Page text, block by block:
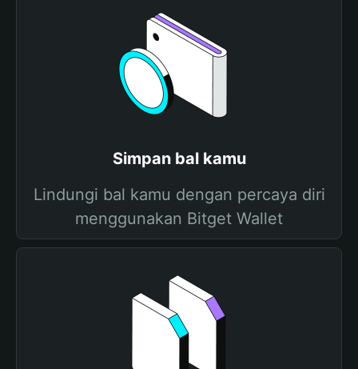
Simpan bal kamu
Lindungi bal kamu dengan percaya diri
menggunakan Bitget Wallet